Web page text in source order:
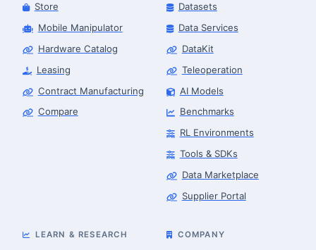
Store
Mobile Manipulator
Hardware Catalog
Leasing
Contract Manufacturing
Compare
Datasets
Data Services
DataKit
Teleoperation
AI Models
Benchmarks
RL Environments
Tools & SDKs
Data Marketplace
Supplier Portal
LEARN & RESEARCH COMPANY